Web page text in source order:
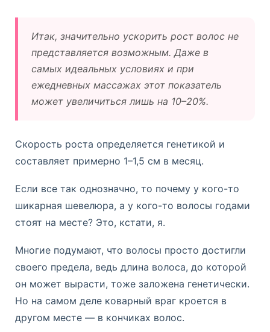
Итак, значительно ускорить рост волос не
представляется возможным. Даже в
самых идеальных условиях и при
ежедневных массажах этот показатель
может увеличиться лишь на 10–20%.
Скорость роста определяется генетикой и
составляет примерно 1–1,5 см в месяц.
Если все так однозначно, то почему у кого-то
шикарная шевелюра, а у кого-то волосы годами
стоят на месте? Это, кстати, я.
Многие подумают, что волосы просто достигли
своего предела, ведь длина волоса, до которой
он может вырасти, тоже заложена генетически.
Но на самом деле коварный враг кроется в
другом месте — в кончиках волос.